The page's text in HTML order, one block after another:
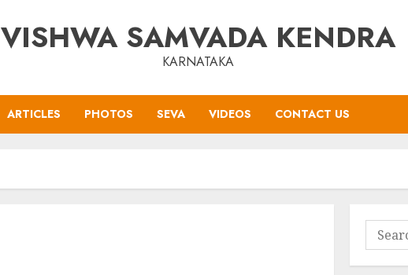
VISHWA SAMVADA KENDRA
KARNATAKA
ARTICLES PHOTOS SEVA VIDEOS CONTACT US
Search
for: